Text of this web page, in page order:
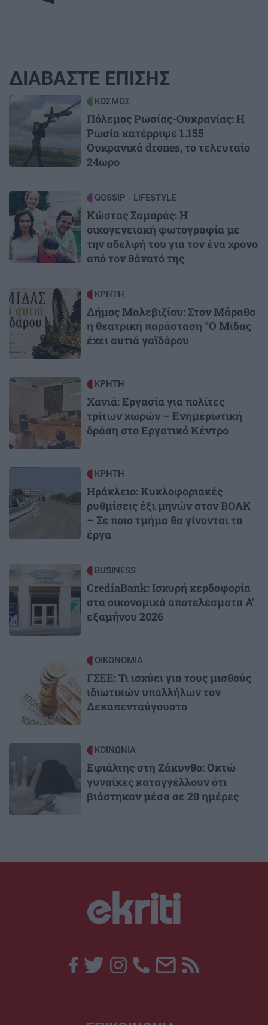
ΔΙΑΒΑΣΤΕ ΕΠΙΣΗΣ
Image ΚΟΣΜΟΣ
Πόλεμος Ρωσίας-Ουκρανίας: Η
Ρωσία κατέρριψε 1.155
Ουκρανικά drones, το τελευταίο
24ωρο
Image GOSSIP - LIFESTYLE
Κώστας Σαμαράς: Η
οικογενειακή φωτογραφία με
την αδελφή του για τον ένα χρόνο
από τον θάνατό της
Image ΚΡΗΤΗ
Δήμος Μαλεβιζίου: Στον Μάραθο
η θεατρική παράσταση "Ο Μίδας
έχει αυτιά γαϊδάρου
Image ΚΡΗΤΗ
Χανιά: Εργασία για πολίτες
τρίτων χωρών – Ενημερωτική
δράση στο Εργατικό Κέντρο
ΚΡΗΤΗ
Ηράκλειο: Κυκλοφοριακές
ρυθμίσεις έξι μηνών στον ΒΟΑΚ
– Σε ποιο τμήμα θα γίνονται τα
έργα
Image BUSINESS
CrediaBank: Ισχυρή κερδοφορία
στα οικονομικά αποτελέσματα Α'
εξαμήνου 2026
ΟΙΚΟΝΟΜΙΑ
ΓΣΕΕ: Τι ισχύει για τους μισθούς
ιδιωτικών υπαλλήλων τον
Δεκαπενταύγουστο
ΚΟΙΝΩΝΙΑ
Εφιάλτης στη Ζάκυνθο: Οκτώ
γυναίκες καταγγέλλουν ότι
βιάστηκαν μέσα σε 20 ημέρες